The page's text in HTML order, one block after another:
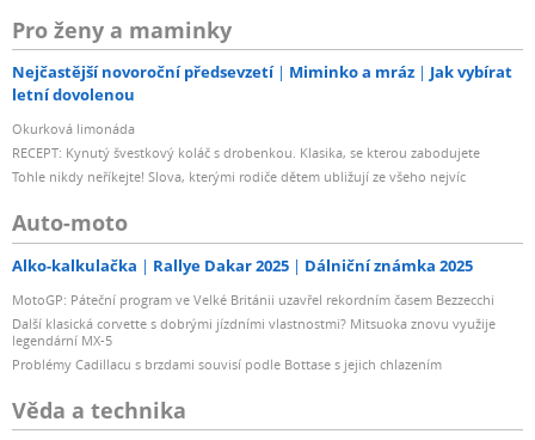
Pro ženy a maminky
Nejčastější novoroční předsevzetí Miminko a mráz
Jak vybírat
letní dovolenou
Okurková limonáda
RECEPT: Kynutý švestkový koláč s drobenkou. Klasika, se kterou zabodujete
Tohle nikdy neříkejte! Slova, kterými rodiče dětem ubližují ze všeho nejvíc
Auto-moto
Alko-kalkulačka Rallye Dakar 2025 Dálniční známka 2025
MotoGP: Páteční program ve Velké Británii uzavřel rekordním časem Bezzecchi
Další klasická corvette s dobrými jízdními vlastnostmi? Mitsuoka znovu využije
legendární MX-5
Problémy Cadillacu s brzdami souvisí podle Bottase s jejich chlazením
Věda a technika